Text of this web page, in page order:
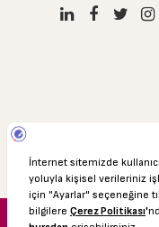
© 2016 Özyeğin Üniversitesi